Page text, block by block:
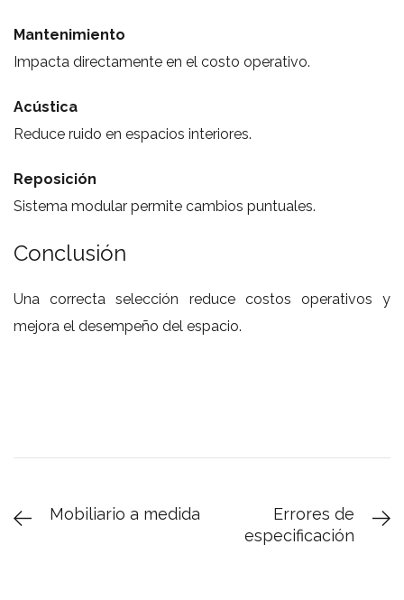
Mantenimiento
Impacta directamente en el costo operativo.
Acústica
Reduce ruido en espacios interiores.
Reposición
Sistema modular permite cambios puntuales.
Conclusión
Una correcta selección reduce costos operativos y
mejora el desempeño del espacio.
Mobiliario a medida
Errores de
especificación